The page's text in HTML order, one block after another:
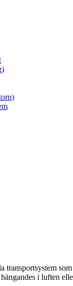
transportsystem
i luften